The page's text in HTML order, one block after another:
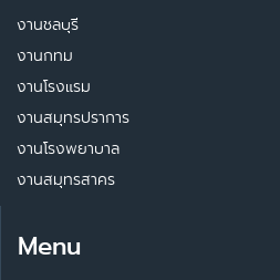
งานชลบุรี
งานกทม
งานโรงแรม
งานสมุทรปราการ
งานโรงพยาบาล
งานสมุทรสาคร
Menu